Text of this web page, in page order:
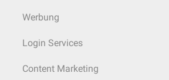
Werbung
Login Services
Content Marketing